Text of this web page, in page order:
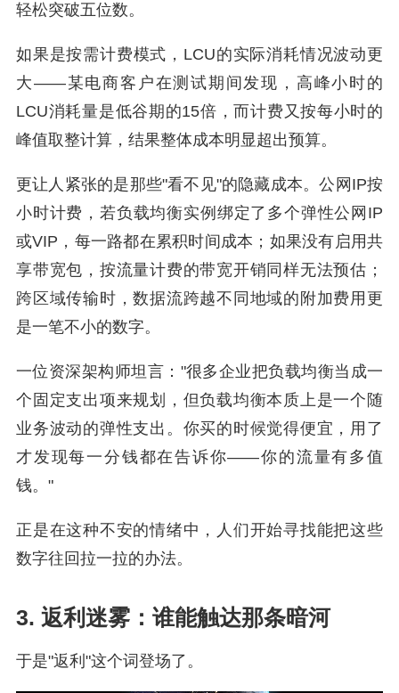
轻松突破五位数。
如果是按需计费模式，LCU的实际消耗情况波动更
大——某电商客户在测试期间发现，高峰小时的
LCU消耗量是低谷期的15倍，而计费又按每小时的
峰值取整计算，结果整体成本明显超出预算。
更让人紧张的是那些"看不见"的隐藏成本。公网IP按
小时计费，若负载均衡实例绑定了多个弹性公网IP
或VIP，每一路都在累积时间成本；如果没有启用共
享带宽包，按流量计费的带宽开销同样无法预估；
跨区域传输时，数据流跨越不同地域的附加费用更
是一笔不小的数字。
一位资深架构师坦言："很多企业把负载均衡当成一
个固定支出项来规划，但负载均衡本质上是一个随
业务波动的弹性支出。你买的时候觉得便宜，用了
才发现每一分钱都在告诉你——你的流量有多值
钱。"
正是在这种不安的情绪中，人们开始寻找能把这些
数字往回拉一拉的办法。
3. 返利迷雾：谁能触达那条暗河
于是"返利"这个词登场了。